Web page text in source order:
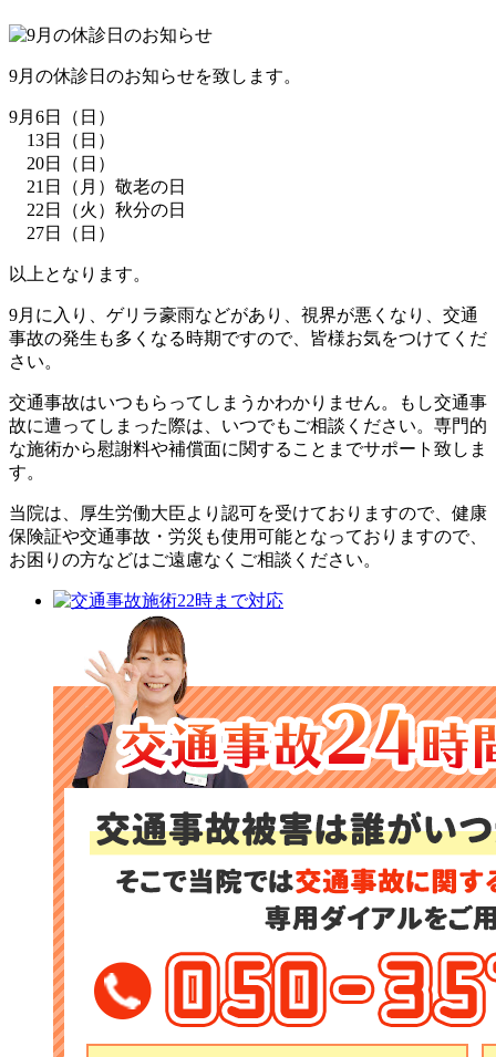
9月の休診日のお知らせを致します。
9月6日（日）
13日（日）
20日（日）
21日（月）敬老の日
22日（火）秋分の日
27日（日）
以上となります。
9月に入り、ゲリラ豪雨などがあり、視界が悪くなり、交通
事故の発生も多くなる時期ですので、皆様お気をつけてくだ
さい。
交通事故はいつもらってしまうかわかりません。もし交通事
故に遭ってしまった際は、いつでもご相談ください。専門的
な施術から慰謝料や補償面に関することまでサポート致しま
す。
当院は、厚生労働大臣より認可を受けておりますので、健康
保険証や交通事故・労災も使用可能となっておりますので、
お困りの方などはご遠慮なくご相談ください。